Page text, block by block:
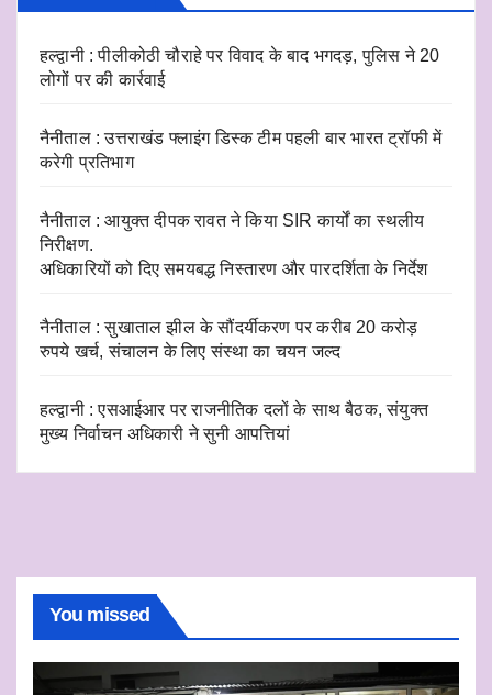
हल्द्वानी : पीलीकोठी चौराहे पर विवाद के बाद भगदड़, पुलिस ने 20
लोगों पर की कार्रवाई
नैनीताल : उत्तराखंड फ्लाइंग डिस्क टीम पहली बार भारत ट्रॉफी में
करेगी प्रतिभाग
नैनीताल : आयुक्त दीपक रावत ने किया SIR कार्यों का स्थलीय
निरीक्षण.
अधिकारियों को दिए समयबद्ध निस्तारण और पारदर्शिता के निर्देश
नैनीताल : सुखाताल झील के सौंदर्यीकरण पर करीब 20 करोड़
रुपये खर्च, संचालन के लिए संस्था का चयन जल्द
हल्द्वानी : एसआईआर पर राजनीतिक दलों के साथ बैठक, संयुक्त
मुख्य निर्वाचन अधिकारी ने सुनी आपत्तियां
You missed